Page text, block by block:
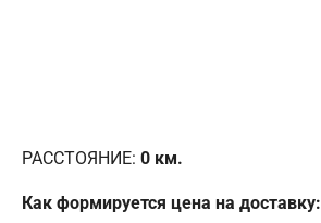
РАССТОЯНИЕ: 0 км.
Как формируется цена на доставку: